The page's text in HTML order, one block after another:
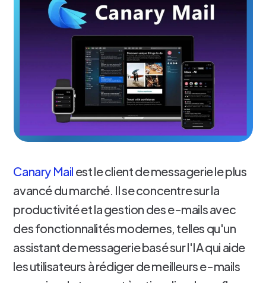
Canary Mail est le client de messagerie le plus
avancé du marché. Il se concentre sur la
productivité et la gestion des e-mails avec
des fonctionnalités modernes, telles qu'un
assistant de messagerie basé sur l'IA qui aide
les utilisateurs à rédiger de meilleurs e-mails